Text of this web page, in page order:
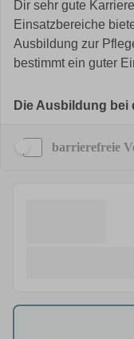
barrierefreie